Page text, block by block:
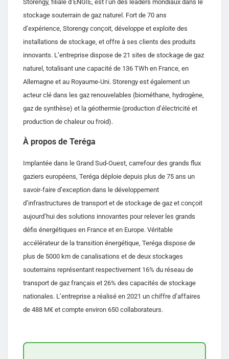
Storengy, filiale d’ENGIE, est l’un des leaders mondiaux dans le
stockage souterrain de gaz naturel. Fort de 70 ans
d’expérience, Storengy conçoit, développe et exploite des
installations de stockage, et offre à ses clients des produits
innovants. L’entreprise dispose de 21 sites de stockage de gaz
naturel, totalisant une capacité de 136 TWh en France, en
Allemagne et au Royaume-Uni. Storengy est également un
acteur clé dans les gaz renouvelables (biométhane, hydrogène,
gaz de synthèse) et la géothermie (production d’électricité et
production de chaleur ou froid).
À propos de Teréga
Implantée dans le Grand Sud-Ouest, carrefour des grands flux
gaziers européens, Teréga déploie depuis plus de 75 ans un
savoir-faire d’exception dans le développement
d’infrastructures de transport et de stockage de gaz et conçoit
aujourd’hui des solutions innovantes pour relever les grands
défis énergétiques en France et en Europe. Véritable
accélérateur de la transition énergétique, Teréga dispose de
plus de 5000 km de canalisations et de deux stockages
souterrains représentant respectivement 16% du réseau de
transport de gaz français et 26% des capacités de stockage
nationales. L’entreprise a réalisé en 2021 un chiffre d’affaires
de 488 M€ et compte environ 650 collaborateurs.